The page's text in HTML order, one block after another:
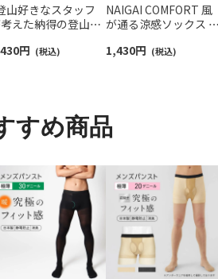
山好きなスタッフ
えた納得の登山用
ウール混 クルー丈
円 (税込)
NAIGAI COMFORT 風
が通る涼感ソックス
ソフト口ゴム ショー
1,430円 (税込)
すめ商品